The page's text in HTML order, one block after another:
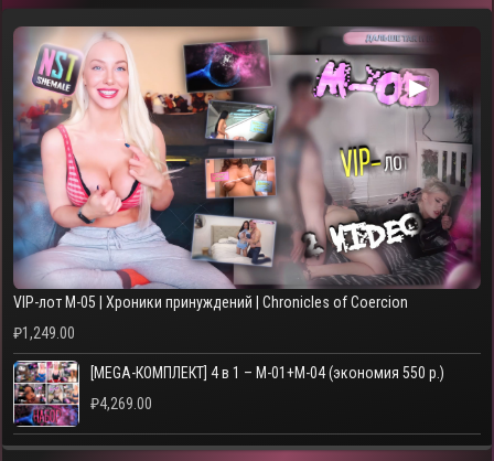
▶
VIP-лот M-05 | Хроники принуждений | Chronicles of Coercion
₽1,249.00
[MEGA-КОМПЛЕКТ] 4 в 1 – M-01+M-04 (экономия 550 р.)
₽4,269.00